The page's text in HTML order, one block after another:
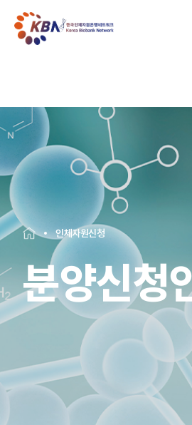
인체자원신청
분양신청